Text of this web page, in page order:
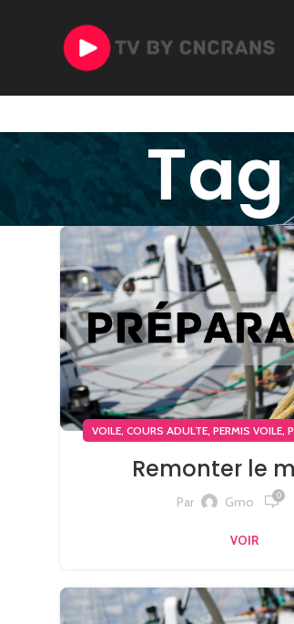
VOILE, COURS ADULTE, PERMIS VOILE,
Remonter le
Par Gmo 0
VOIR